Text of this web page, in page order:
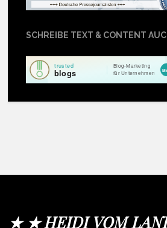
SCHREIBE TEXT & CONTENT
★ ★ HEIDI VOM